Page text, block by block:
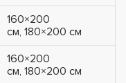
160×200
см, 180×200 см
160×200
см, 180×200 см